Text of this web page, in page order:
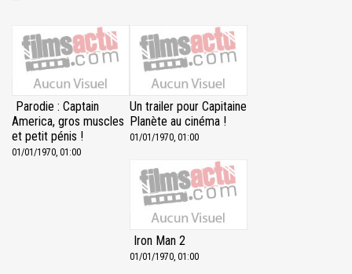
Parodie : Captain
America, gros muscles
et petit pénis !
01/01/1970, 01:00
Un trailer pour Capitaine
Planète au cinéma !
01/01/1970, 01:00
Iron Man 2
01/01/1970, 01:00